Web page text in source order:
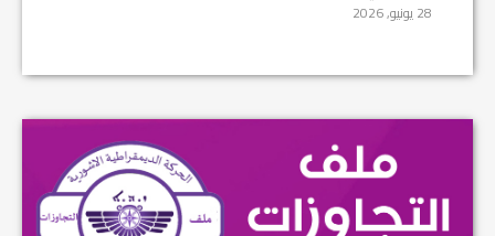
28 يونيو, 2026